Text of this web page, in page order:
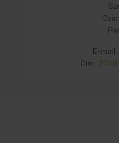
E-mail:
Cím:2040